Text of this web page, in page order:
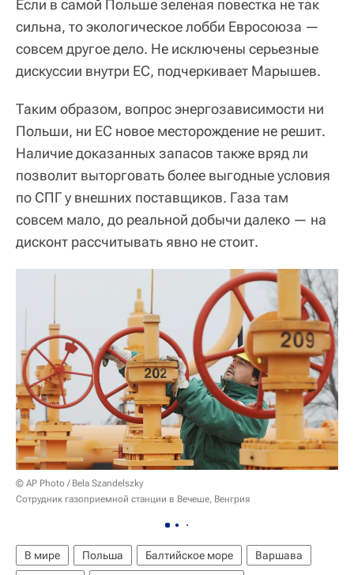
Если в самой Польше зеленая повестка не так
сильна, то экологическое лобби Евросоюза —
совсем другое дело. Не исключены серьезные
дискуссии внутри ЕС, подчеркивает Марышев.
Таким образом, вопрос энергозависимости ни
Польши, ни ЕС новое месторождение не решит.
Наличие доказанных запасов также вряд ли
позволит выторговать более выгодные условия
по СПГ у внешних поставщиков. Газа там
совсем мало, до реальной добычи далеко — на
дисконт рассчитывать явно не стоит.
© AP Photo / Bela Szandelszky
Сотрудник газоприемной станции в Вечеше, Венгрия
В мире Польша Балтийское море
Варшава